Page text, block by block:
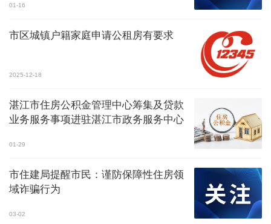
01-16
市区城镇户籍家庭申请公租房有要求
2025-12-18
湛江市住房公积金管理中心筹集及贷款
业务服务事项进驻湛江市政务服务中心
01-29
市住建局提醒市民：谨防保障性住房领
域诈骗行为
03-02